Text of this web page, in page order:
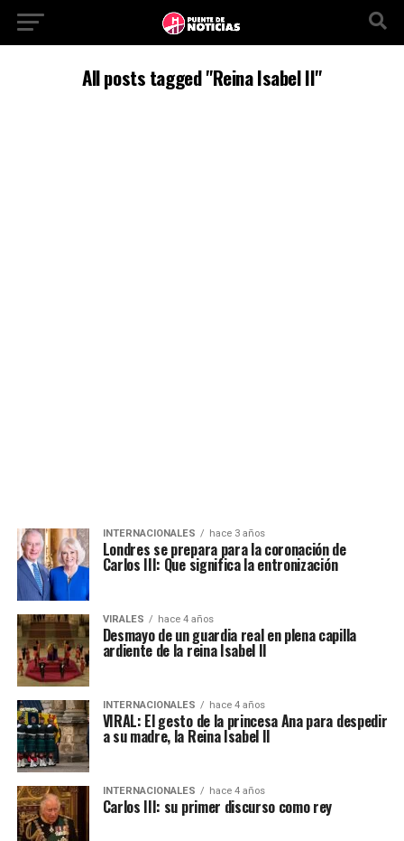
All posts tagged "Reina Isabel II"
INTERNACIONALES hace 3 años
Londres se prepara para la coronación de
Carlos III: Que significa la entronización
VIRALES hace 4 años
Desmayo de un guardia real en plena capilla
ardiente de la reina Isabel II
INTERNACIONALES hace 4 años
VIRAL: El gesto de la princesa Ana para despedir
a su madre, la Reina Isabel II
INTERNACIONALES hace 4 años
Carlos III: su primer discurso como rey